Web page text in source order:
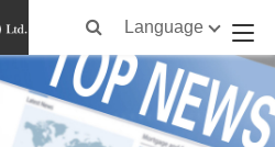
Language